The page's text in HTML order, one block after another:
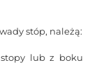
stóp, należą:
lub z boku